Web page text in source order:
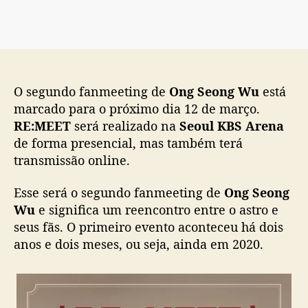
n
e
o
n
W
c
o
n
t
c
e
O segundo fanmeeting de Ong Seong Wu está
marcado para o próximo dia 12 de março.
RE:MEET será realizado na Seoul KBS Arena
de forma presencial, mas também terá
transmissão online.
Esse será o segundo fanmeeting de Ong Seong
Wu e significa um reencontro entre o astro e
seus fãs. O primeiro evento aconteceu há dois
anos e dois meses, ou seja, ainda em 2020.